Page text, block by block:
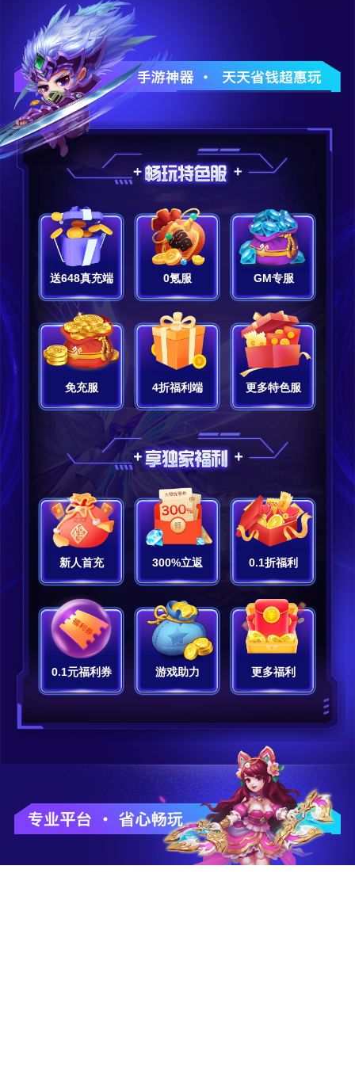
送648真充端 0氪服 GM专服
免充服 4折福利端 更多特色服
新人首充 300%立返 0.1折福利
0.1元福利券 游戏助力 更多福利